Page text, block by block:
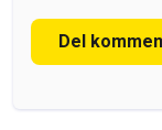
Del